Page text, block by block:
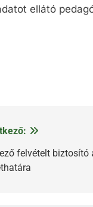
ellátó
felvételt biztosító